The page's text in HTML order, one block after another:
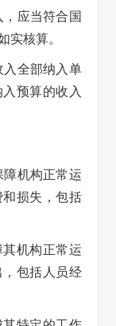
应当符合国
实核算。
全部纳入单
预算的收入
机构正常运
损失，包括
机构正常运
包括人员经